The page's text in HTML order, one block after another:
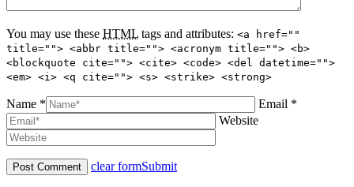
You may use these HTML tags and attributes: <a href=""
title=""> <abbr title=""> <acronym title=""> <b>
<blockquote cite=""> <cite> <code> <del datetime="">
<em> <i> <q cite=""> <s> <strike> <strong>
Name *
Email *
Website
clear formSubmit